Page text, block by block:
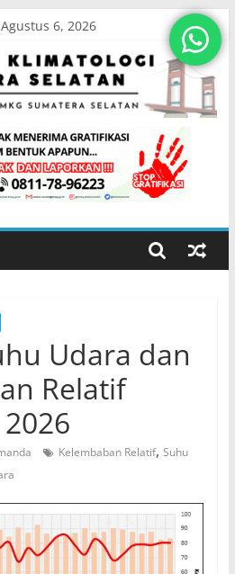
6, 2026
Udara dan
Relatif
Kelembaban Relatif, Suhu